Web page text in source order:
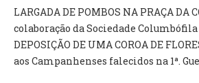
SECRETARIA
CANÍDEOS
CEMITÉRIO
RECENSEAMENTO ELEITORAL
LARGADA DE POMBOS NA PRAÇA DA
colaboração da Sociedade
DEPOSIÇÃO DE UMA COROA DE
aos Campanhenses falecidos na 1ª.